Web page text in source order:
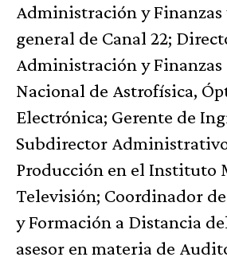
Administración y Finanzas
general de Canal 22;
Administración y
Nacional de Astrofísica,
Electrónica; Gerente de
Subdirector
Producción en el Instituto
Televisión; Coordinador
y Formación a Distancia
asesor en materia de